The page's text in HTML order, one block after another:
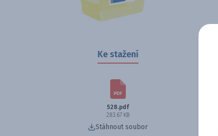
Ke stažení
528.pdf
283.67 KB
Stáhnout soubor